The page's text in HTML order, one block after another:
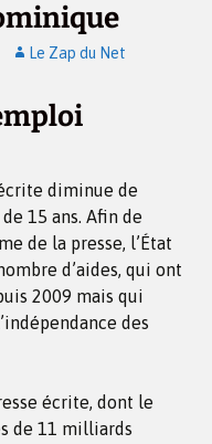
Le Zap du Net
diminue de
15 ans. Afin de
de la presse, l’État
d’aides, qui ont
2009 mais qui
des
écrite, dont le
de 11 milliards